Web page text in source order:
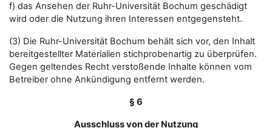
f) das Ansehen der Ruhr-Universität Bochum geschädigt
wird oder die Nutzung ihren Interessen entgegensteht.
(3) Die Ruhr-Universität Bochum behält sich vor, den Inhalt
bereitgestellter Materialien stichprobenartig zu überprüfen.
Gegen geltendes Recht verstoßende Inhalte können vom
Betreiber ohne Ankündigung entfernt werden.
§ 6
Ausschluss von der Nutzung